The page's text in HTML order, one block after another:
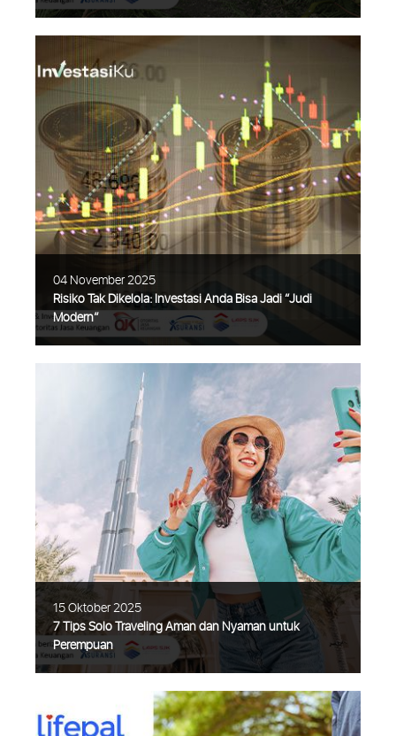
Musim hujan kembali datang, membawa
kesejukan setelah melewati musim
kemarau yang panjang. Tetapi banyak juga
risiko yang sering terlupakan. Beberapa
waktu lalu, sebuah pohon besar tumbang
Selengkapnya
04 November 2025
Risiko Tak Dikelola: Investasi Anda Bisa Jadi “Judi
Modern”
Sadarkah kamu kalau banyak investor
pemula yang tergoda oleh imbal hasil
tinggi dan cepat. Sayangnya, mereka juga
melupakan satu elemen krusial yakni
manajemen risiko finansial. Jika kamu
Selengkapnya
15 Oktober 2025
7 Tips Solo Traveling Aman dan Nyaman untuk
Perempuan